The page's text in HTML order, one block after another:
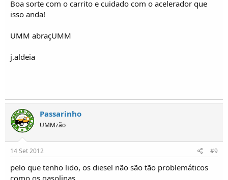
Boa sorte com o carrito e cuidado com o acelerador que
isso anda!
UMM abraçUMM
j.aldeia
Passarinho
UMMzão
14 Set 2012 #9
pelo que tenho lido, os diesel não são tão problemáticos